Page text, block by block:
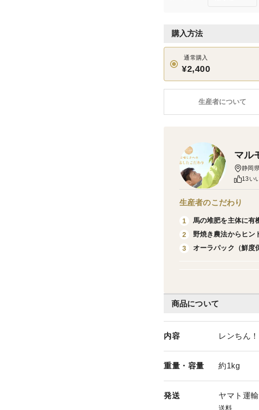
購入方法
通常購入
¥2,400
生産者について
商品について
内容 レンちん
重量・ 容量 約1kg
発送 ヤマト運
送料
マル
静岡
13い
生産者のこだわり
1
馬の堆肥を主体に有
2
野焼き農法からヒン
3
オーラパック（鮮度